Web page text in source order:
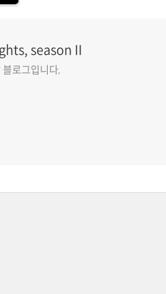
seasonⅡ
로그입니다.